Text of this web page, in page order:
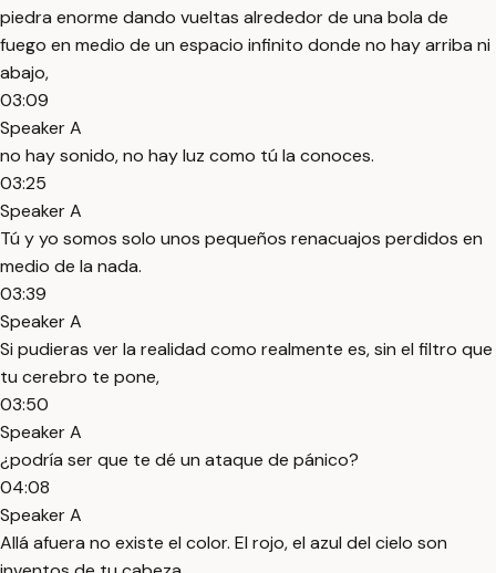
piedra enorme dando vueltas alrededor de una bola de
fuego en medio de un espacio infinito donde no hay arriba ni
abajo,
03:09
Speaker A
no hay sonido, no hay luz como tú la conoces.
03:25
Speaker A
Tú y yo somos solo unos pequeños renacuajos perdidos en
medio de la nada.
03:39
Speaker A
Si pudieras ver la realidad como realmente es, sin el filtro que
tu cerebro te pone,
03:50
Speaker A
¿podría ser que te dé un ataque de pánico?
04:08
Speaker A
Allá afuera no existe el color. El rojo, el azul del cielo son